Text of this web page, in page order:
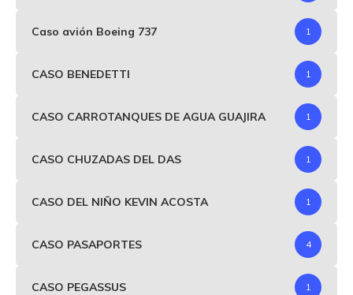
Caso avión Boeing 737 1
CASO BENEDETTI 1
CASO CARROTANQUES DE AGUA GUAJIRA 1
CASO CHUZADAS DEL DAS 1
CASO DEL NIÑO KEVIN ACOSTA 1
CASO PASAPORTES 4
CASO PEGASSUS 1